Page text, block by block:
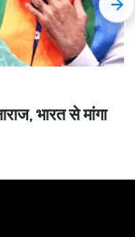
भारत से मांगा